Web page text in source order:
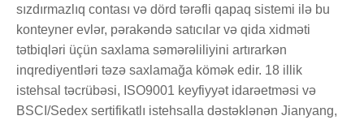
sızdırmazlıq contası və dörd tərəfli qapaq sistemi ilə bu
konteyner evlər, pərakəndə satıcılar və qida xidməti
tətbiqləri üçün saxlama səmərəliliyini artırarkən
inqrediyentləri təzə saxlamağa kömək edir. 18 illik
istehsal təcrübəsi, ISO9001 keyfiyyət idarəetməsi və
BSCI/Sedex sertifikatlı istehsalla dəstəklənən Jianyang,